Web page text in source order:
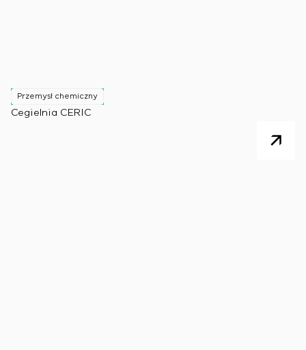
Przemysł chemiczny
Cegielnia CERIC